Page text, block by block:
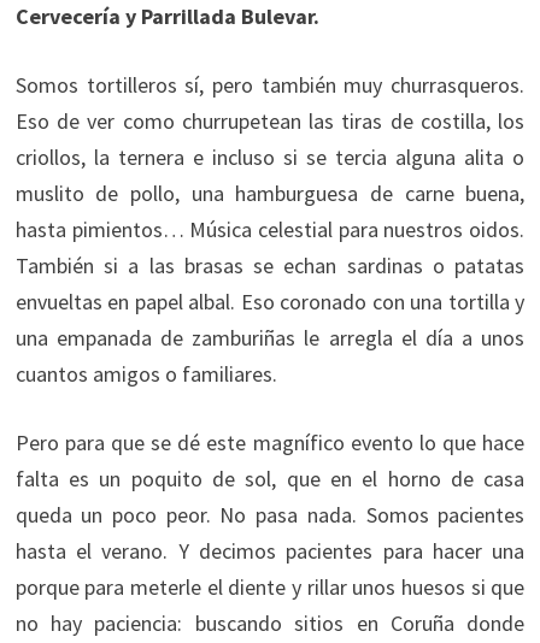
Cervecería y Parrillada Bulevar.
Somos tortilleros sí, pero también muy churrasqueros.
Eso de ver como churrupetean las tiras de costilla, los
criollos, la ternera e incluso si se tercia alguna alita o
muslito de pollo, una hamburguesa de carne buena,
hasta pimientos… Música celestial para nuestros oidos.
También si a las brasas se echan sardinas o patatas
envueltas en papel albal. Eso coronado con una tortilla y
una empanada de zamburiñas le arregla el día a unos
cuantos amigos o familiares.
Pero para que se dé este magnífico evento lo que hace
falta es un poquito de sol, que en el horno de casa
queda un poco peor. No pasa nada. Somos pacientes
hasta el verano. Y decimos pacientes para hacer una
porque para meterle el diente y rillar unos huesos si que
no hay paciencia: buscando sitios en Coruña donde